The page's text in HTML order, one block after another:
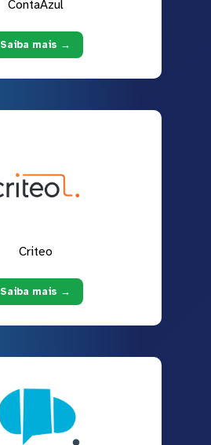
ContaAzul
Saiba mais →
Criteo
Saiba mais →